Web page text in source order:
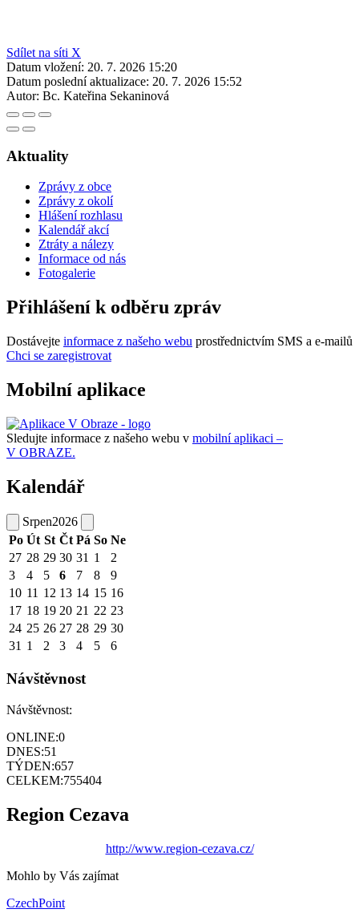
Sdílet na síti X
Datum vložení: 20. 7. 2026 15:20
Datum poslední aktualizace: 20. 7. 2026 15:52
Autor: Bc. Kateřina Sekaninová
Aktuality
Zprávy z obce
Zprávy z okolí
Hlášení rozhlasu
Kalendář akcí
Ztráty a nálezy
Informace od nás
Fotogalerie
Přihlášení k odběru zpráv
Dostávejte informace z našeho webu prostřednictvím SMS a e-mailů
Chci se zaregistrovat
Mobilní aplikace
Sledujte informace z našeho webu v mobilní aplikaci –
V OBRAZE.
Kalendář
Srpen2026
Po Út St Čt Pá So Ne
27 28 29 30 31 1
2
3
4 5 6 7 8
9
10 11 12 13 14 15 16
17 18 19 20 21 22 23
24 25 26 27 28 29 30
31 1 2 3 4 5 6
Návštěvnost
Návštěvnost:
ONLINE:0
DNES:51
TÝDEN:657
CELKEM:755404
Region Cezava
http://www.region-cezava.cz/
Mohlo by Vás zajímat
CzechPoint